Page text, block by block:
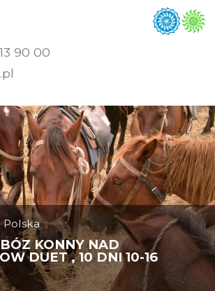
90 00
Polska
KONNY NAD
DUET , 10 DNI 10-16